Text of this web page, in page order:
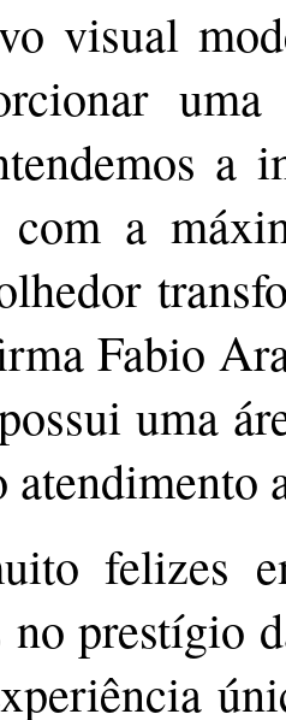
visual
a
com a
Fabio
uma
atendimento
felizes
prestígio